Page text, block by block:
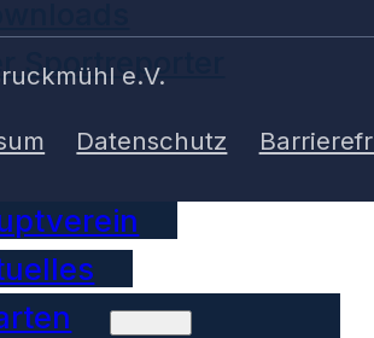
Sportreporter
e.V.
Datenschutz